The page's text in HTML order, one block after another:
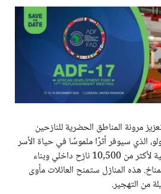
مرونة المناطق الحضرية للنازحين
الذي سيوفر أثرًا ملموسًا في حياة الأسر
من خلال تأمين حقوق الملكية لأكثر من 10,500 نازح داخلي وبناء
المناخ. هذه المنازل ستمنح العائلات مأوى
من التهجير.